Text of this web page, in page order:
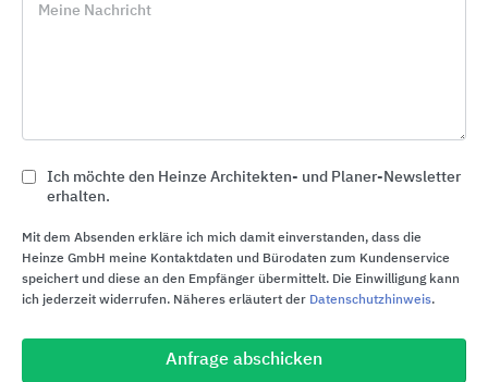
GROHE Sanitärsysteme
GROHE
Meine Nachricht
Ich möchte den Heinze Architekten- und Planer-Newsletter
erhalten.
Mit dem Absenden erkläre ich mich damit einverstanden, dass die
Heinze GmbH meine Kontaktdaten und Bürodaten zum Kundenservice
speichert und diese an den Empfänger übermittelt. Die Einwilligung kann
ich jederzeit widerrufen. Näheres erläutert der Datenschutzhinweis.
Anfrage abschicken